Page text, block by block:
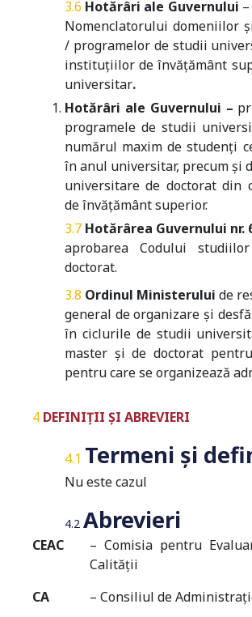
Hotărâri ale Guvernului
Nomenclatorului domeniilor
/ programelor de studii
instituțiilor de învățământ
universitar.
Hotărâri ale Guvernului –
programele de studii
numărul maxim de studenți
în anul universitar, precum și
universitare de doctorat din
de învățământ superior.
Hotărârea Guvernului nr.
aprobarea Codului
doctorat.
Ordinul Ministerului de
general de organizare și
în ciclurile de studii
master și de doctorat
pentru care se organizează
DEFINIȚII ȘI ABREVIERI
Termeni și
Nu este cazul
Abrevieri
CEAC
– Comisia pentru
Calității
CA
– Consiliul de